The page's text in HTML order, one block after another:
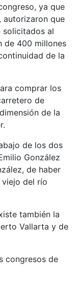
ya que
autorizaron que
solicitados al
de 400 millones
de la
comprar los
de
de la
de los dos
González
de haber
del río
también la
Vallarta y de
congresos de